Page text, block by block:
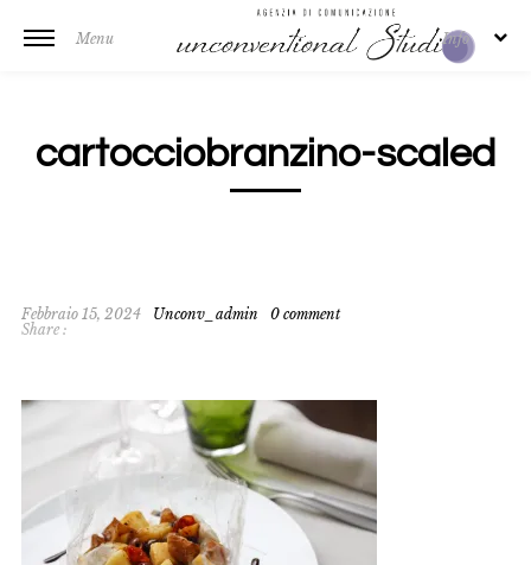
Menu Info
cartocciobranzino-scaled
Febbraio 15, 2024 Unconv_admin
0 comment
Share :